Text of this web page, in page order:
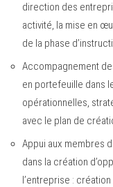
direction des
activité, la mise en
de la phase
Accompagnement
en portefeuille dans
opérationnelles,
avec le plan de
Appui aux membres
dans la création
l’entreprise :